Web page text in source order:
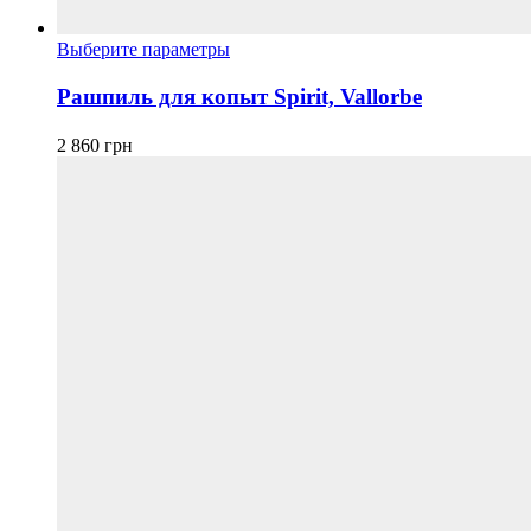
Выберите параметрыЭтот
имеет
несколько
Рашпиль для копыт Spirit, Vallorbe
2 860 грн